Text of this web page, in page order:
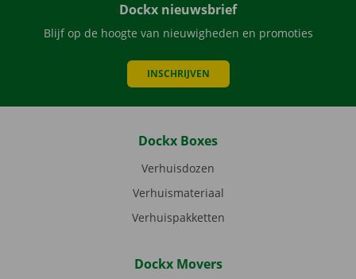
Dockx nieuwsbrief
Blijf op de hoogte van nieuwigheden en promoties
INSCHRIJVEN
Dockx Boxes
Verhuisdozen
Verhuismateriaal
Verhuispakketten
Dockx Movers